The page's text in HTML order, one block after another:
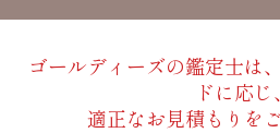
ゴールディーズの鑑定士は
ドに応じ、
適正なお見積もりを